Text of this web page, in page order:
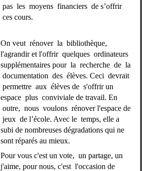
pas  les  moyens  financiers  de s’offrir
ces cours.
On veut  rénover  la  bibliothèque,
l'agrandir et l'offrir  quelques  ordinateurs
supplémentaires pour  la  recherche  de  la
documentation  des  élèves. Ceci  devrait
permettre  aux  élèves de  s'offrir un
espace  plus  conviviale de travail. En
outre,  nous  voulons  rénover l'espace de
jeux  de l’école. Avec le  temps, elle a
subi de nombreuses dégradations qui ne
sont réparés au mieux.
Pour vous c'est un vote,  un partage, un
j'aime, pour nous, c'est  l'occasion de